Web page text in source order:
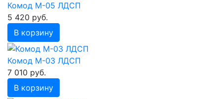
Комод М-05 ЛДСП
5 420 руб.
В корзину
Комод М-03 ЛДСП
7 010 руб.
В корзину